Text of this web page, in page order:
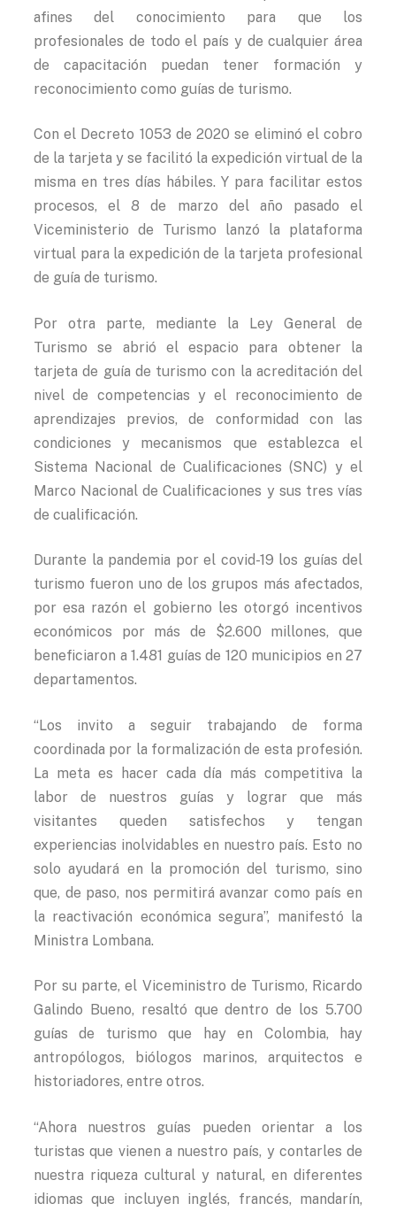
afines del conocimiento para que los
profesionales de todo el país y de cualquier área
de capacitación puedan tener formación y
reconocimiento como guías de turismo.
Con el Decreto 1053 de 2020 se eliminó el cobro
de la tarjeta y se facilitó la expedición virtual de la
misma en tres días hábiles. Y para facilitar estos
procesos, el 8 de marzo del año pasado el
Viceministerio de Turismo lanzó la plataforma
virtual para la expedición de la tarjeta profesional
de guía de turismo.
Por otra parte, mediante la Ley General de
Turismo se abrió el espacio para obtener la
tarjeta de guía de turismo con la acreditación del
nivel de competencias y el reconocimiento de
aprendizajes previos, de conformidad con las
condiciones y mecanismos que establezca el
Sistema Nacional de Cualificaciones (SNC) y el
Marco Nacional de Cualificaciones y sus tres vías
de cualificación.
Durante la pandemia por el covid-19 los guías del
turismo fueron uno de los grupos más afectados,
por esa razón el gobierno les otorgó incentivos
económicos por más de $2.600 millones, que
beneficiaron a 1.481 guías de 120 municipios en 27
departamentos.
“Los invito a seguir trabajando de forma
coordinada por la formalización de esta profesión.
La meta es hacer cada día más competitiva la
labor de nuestros guías y lograr que más
visitantes queden satisfechos y tengan
experiencias inolvidables en nuestro país. Esto no
solo ayudará en la promoción del turismo, sino
que, de paso, nos permitirá avanzar como país en
la reactivación económica segura”, manifestó la
Ministra Lombana.
Por su parte, el Viceministro de Turismo, Ricardo
Galindo Bueno, resaltó que dentro de los 5.700
guías de turismo que hay en Colombia, hay
antropólogos, biólogos marinos, arquitectos e
historiadores, entre otros.
“Ahora nuestros guías pueden orientar a los
turistas que vienen a nuestro país, y contarles de
nuestra riqueza cultural y natural, en diferentes
idiomas que incluyen inglés, francés, mandarín,